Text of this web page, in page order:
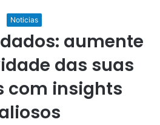
Noticias
aumente
das suas
com insights